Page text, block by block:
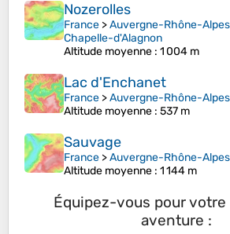
Nozerolles
France >Auvergne-Rhône-Alpes
Chapelle-d'Alagnon
Altitude moyenne : 1 004 m
Lac d'Enchanet
France >Auvergne-Rhône-Alpes
Altitude moyenne : 537 m
Sauvage
France >Auvergne-Rhône-Alpes
Altitude moyenne : 1 144 m
Équipez-vous pour
aventure :